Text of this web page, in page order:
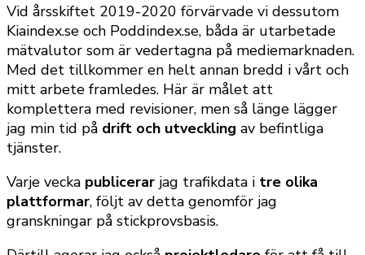
Vid årsskiftet 2019-2020 förvärvade vi dessutom
Kiaindex.se och Poddindex.se, båda är utarbetade
mätvalutor som är vedertagna på mediemarknaden.
Med det tillkommer en helt annan bredd i vårt och
mitt arbete framledes. Här är målet att
komplettera med revisioner, men så länge lägger
jag min tid på drift och utveckling av befintliga
tjänster.
Varje vecka publicerar jag trafikdata i tre olika
plattformar, följt av detta genomför jag
granskningar på stickprovsbasis.